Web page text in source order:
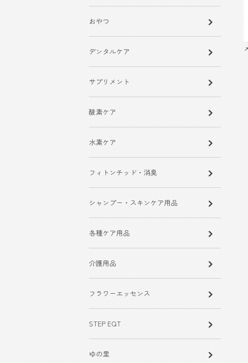
おやつ
デンタルケア
サプリメント
酸素ケア
水素ケア
フィトンチッド・消臭
シャンプー・スキンケア用品
各種ケア用品
介護用品
フラワーエッセンス
STEP EQT
ゆの里